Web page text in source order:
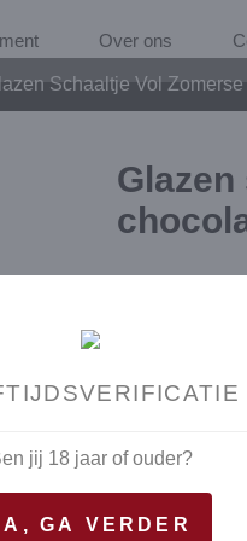
Over ons
Schaaltje Vol
glazen
Enkel
jij 18 jaar of ouder?
GA VERDER